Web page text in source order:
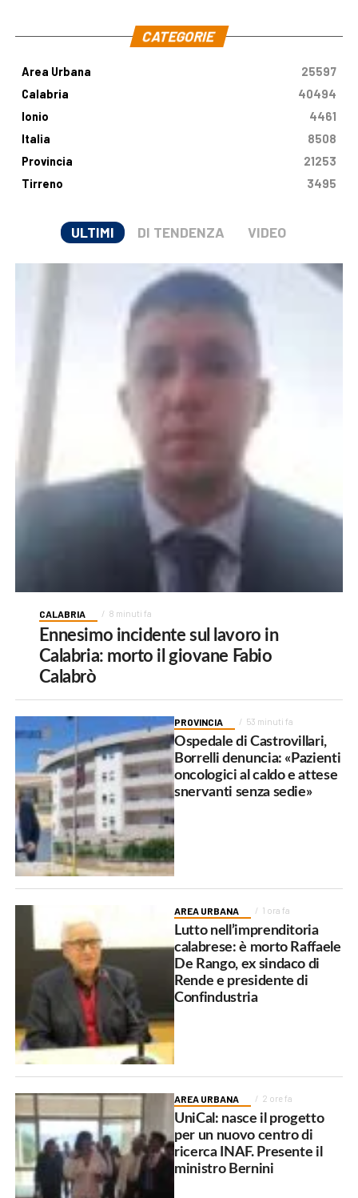
CATEGORIE
Area Urbana
25597
Calabria
40494
Ionio
4461
Italia
8508
Provincia
21253
Tirreno
3495
ULTIMI DI TENDENZA VIDEO
CALABRIA 8 minuti fa
Ennesimo incidente sul lavoro in
Calabria: morto il giovane Fabio
Calabrò
PROVINCIA 53 minuti fa
Ospedale di Castrovillari,
Borrelli denuncia: «Pazienti
oncologici al caldo e attese
snervanti senza sedie»
AREA URBANA 1 ora fa
Lutto nell’imprenditoria
calabrese: è morto Raffaele
De Rango, ex sindaco di
Rende e presidente di
Confindustria
AREA URBANA 2 ore fa
UniCal: nasce il progetto
per un nuovo centro di
ricerca INAF. Presente il
ministro Bernini